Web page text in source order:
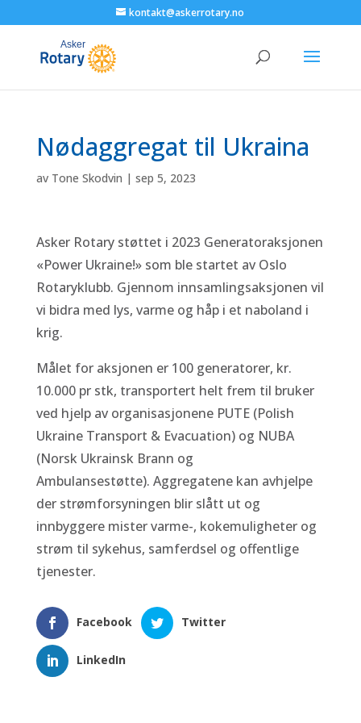
kontakt@askerrotary.no
Nødaggregat til Ukraina
av Tone Skodvin | sep 5, 2023
Asker Rotary støttet i 2023 Generatoraksjonen
«Power Ukraine!» som ble startet av Oslo
Rotaryklubb. Gjennom innsamlingsaksjonen vil
vi bidra med lys, varme og håp i et naboland i
krig.
Målet for aksjonen er 100 generatorer, kr.
10.000 pr stk, transportert helt frem til bruker
ved hjelp av organisasjonene PUTE (Polish
Ukraine Transport & Evacuation) og NUBA
(Norsk Ukrainsk Brann og
Ambulansestøtte). Aggregatene kan avhjelpe
der strømforsyningen blir slått ut og
innbyggere mister varme-, kokemuligheter og
strøm til sykehus, samferdsel og offentlige
tjenester.
Facebook Twitter
LinkedIn